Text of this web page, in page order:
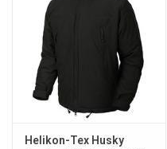
Messen & Multitools
Schoenen
Speelgoed
Survival
Helikon-Tex Husky